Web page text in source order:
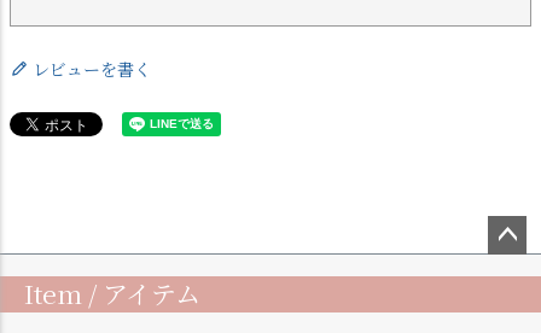
レビューを書く
ップ
Item / アイテム